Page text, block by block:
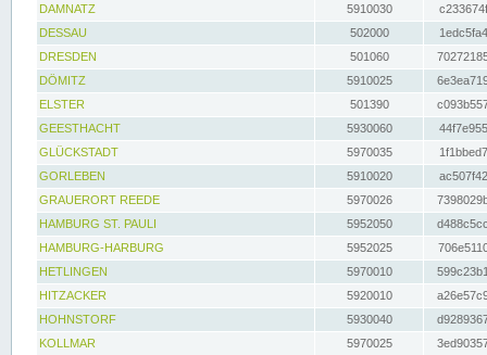
DAMNATZ
5910030
DESSAU
502000
DRESDEN
501060
DÖMITZ
5910025
ELSTER
501390
GEESTHACHT
5930060
GLÜCKSTADT
5970035
GORLEBEN
5910020
GRAUERORT REEDE
5970026
HAMBURG ST. PAULI
5952050
HAMBURG-HARBURG
5952025
HETLINGEN
5970010
HITZACKER
5920010
HOHNSTORF
5930040
KOLLMAR
5970025